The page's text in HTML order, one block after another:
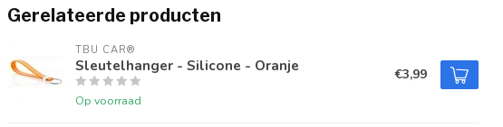
Gerelateerde producten
TBU CAR®
Sleutelhanger - Silicone - Oranje
Op voorraad
€3,99